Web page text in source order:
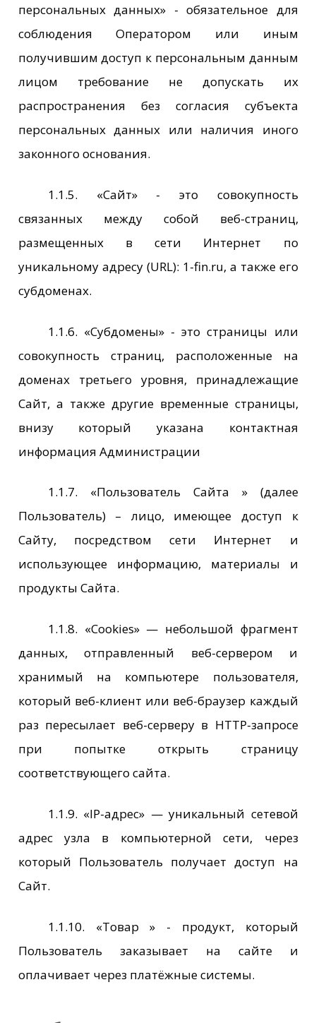
персональных данных» - обязательное для
соблюдения Оператором или иным
получившим доступ к персональным данным
лицом требование не допускать их
распространения без согласия субъекта
персональных данных или наличия иного
законного основания.
1.1.5. «Сайт» - это совокупность
связанных между собой веб-страниц,
размещенных в сети Интернет по
уникальному адресу (URL): 1-fin.ru, а также его
субдоменах.
1.1.6. «Субдомены» - это страницы или
совокупность страниц, расположенные на
доменах третьего уровня, принадлежащие
Сайт, а также другие временные страницы,
внизу который указана контактная
информация Администрации
1.1.7. «Пользователь Сайта » (далее
Пользователь) – лицо, имеющее доступ к
Сайту, посредством сети Интернет и
использующее информацию, материалы и
продукты Сайта.
1.1.8. «Cookies» — небольшой фрагмент
данных, отправленный веб-сервером и
хранимый на компьютере пользователя,
который веб-клиент или веб-браузер каждый
раз пересылает веб-серверу в HTTP-запросе
при попытке открыть страницу
соответствующего сайта.
1.1.9. «IP-адрес» — уникальный сетевой
адрес узла в компьютерной сети, через
который Пользователь получает доступ на
Сайт.
1.1.10. «Товар » - продукт, который
Пользователь заказывает на сайте и
оплачивает через платёжные системы.